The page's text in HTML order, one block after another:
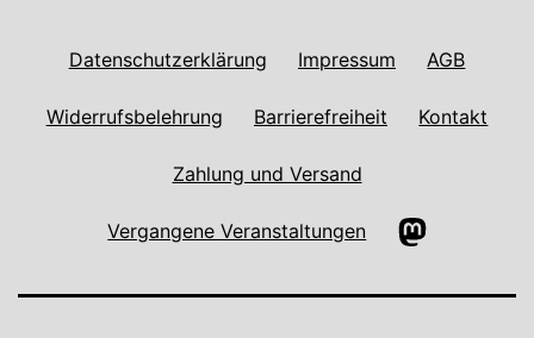
Datenschutzerklärung Impressum AGB
Widerrufsbelehrung Barrierefreiheit Kontakt
Zahlung und Versand
Vergangene Veranstaltungen Mastodon